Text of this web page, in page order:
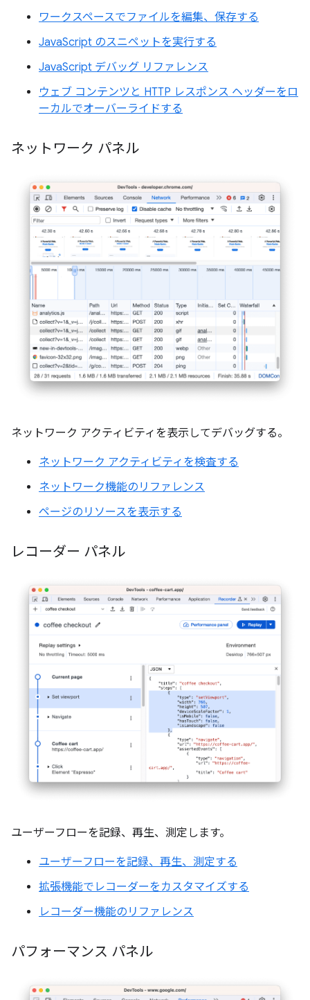
ワークスペースでファイルを編集、保存する
JavaScript のスニペットを実行する
JavaScript デバッグ リファレンス
ウェブ コンテンツと HTTP レスポンス ヘッダーをロ
ーカルでオーバーライドする
ネットワーク パネル
ネットワーク アクティビティを表示してデバッグする。
ネットワーク アクティビティを検査する
ネットワーク機能のリファレンス
ページのリソースを表示する
レコーダー パネル
ユーザーフローを記録、再生、測定します。
ユーザーフローを記録、再生、測定する
拡張機能でレコーダーをカスタマイズする
レコーダー機能のリファレンス
パフォーマンス パネル